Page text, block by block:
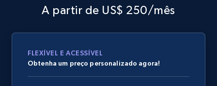
more.A partir de US$ 250/mês
FLEXÍVEL E ACESSÍVEL
Obtenha um preço personalizado agora!